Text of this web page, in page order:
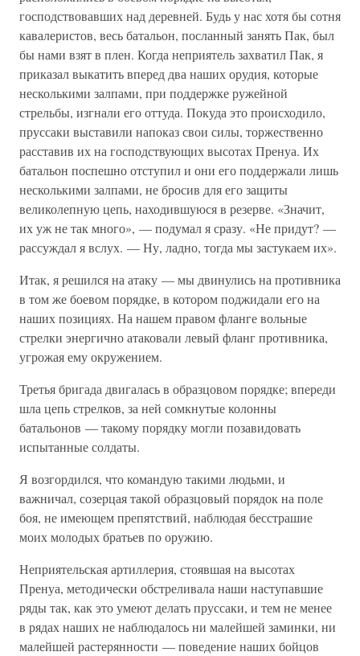
господствовавших над деревней. Будь у нас хотя бы сотня
кавалеристов, весь батальон, посланный занять Пак, был
бы нами взят в плен. Когда неприятель захватил Пак, я
приказал выкатить вперед два наших орудия, которые
несколькими залпами, при поддержке ружейной
стрельбы, изгнали его оттуда. Покуда это происходило,
пруссаки выставили напоказ свои силы, торжественно
расставив их на господствующих высотах Пренуа. Их
батальон поспешно отступил и они его поддержали лишь
несколькими залпами, не бросив для его защиты
великолепную цепь, находившуюся в резерве. «Значит,
их уж не так много», — подумал я сразу. «Не придут? —
рассуждал я вслух. — Ну, ладно, тогда мы застукаем их».
Итак, я решился на атаку — мы двинулись на противника
в том же боевом порядке, в котором поджидали его на
наших позициях. На нашем правом фланге вольные
стрелки энергично атаковали левый фланг противника,
угрожая ему окружением.
Третья бригада двигалась в образцовом порядке; впереди
шла цепь стрелков, за ней сомкнутые колонны
батальонов — такому порядку могли позавидовать
испытанные солдаты.
Я возгордился, что командую такими людьми, и
важничал, созерцая такой образцовый порядок на поле
боя, не имеющем препятствий, наблюдая бесстрашие
моих молодых братьев по оружию.
Неприятельская артиллерия, стоявшая на высотах
Пренуа, методически обстреливала наши наступавшие
ряды так, как это умеют делать пруссаки, и тем не менее
в рядах наших не наблюдалось ни малейшей заминки, ни
малейшей растерянности — поведение наших бойцов